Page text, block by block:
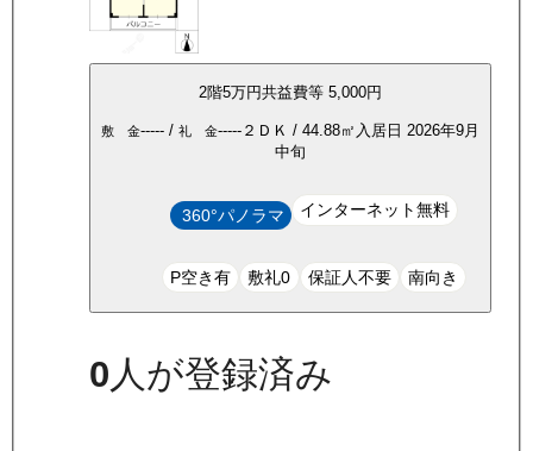
2階5万円共益費等 5,000円
敷 金----- / 礼 金----- ２ＤＫ / 44.88㎡ 入居日 2026年9月
中旬
360°パノラマ インターネット無料
P空き有 敷礼0 保証人不要 南向き
0 人が登録済み